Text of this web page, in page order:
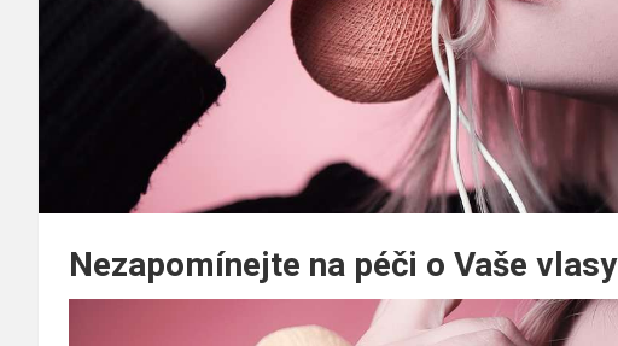
Nezapomínejte na péči o Vaše vlasy